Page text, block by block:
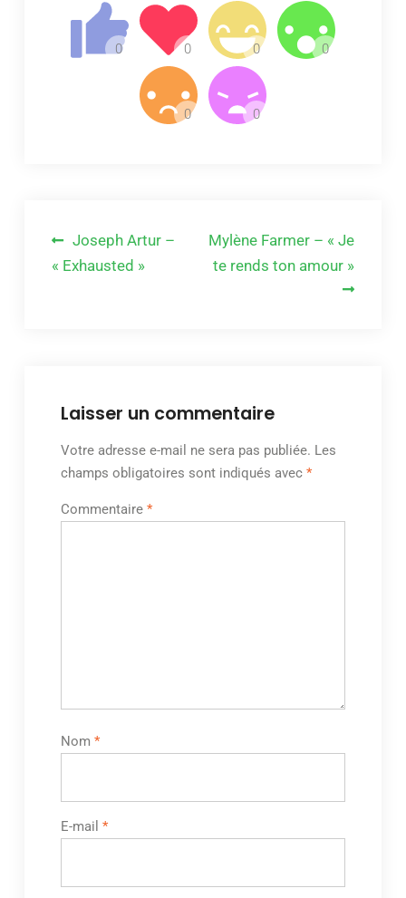
Navigation
de
Joseph Artur –
« Exhausted »
Mylène Farmer – « Je
te rends ton amour »
Laisser un commentaire
Votre adresse e-mail ne sera pas publiée. Les
champs obligatoires sont indiqués avec *
Commentaire *
Nom *
E-mail *